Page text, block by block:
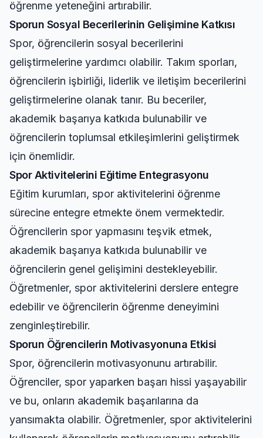
öğrenme yeteneğini artırabilir.
Sporun Sosyal Becerilerinin Gelişimine Katkısı
Spor, öğrencilerin sosyal becerilerini
geliştirmelerine yardımcı olabilir. Takım sporları,
öğrencilerin işbirliği, liderlik ve iletişim becerilerini
geliştirmelerine olanak tanır. Bu beceriler,
akademik başarıya katkıda bulunabilir ve
öğrencilerin toplumsal etkileşimlerini geliştirmek
için önemlidir.
Spor Aktivitelerini Eğitime Entegrasyonu
Eğitim kurumları, spor aktivitelerini öğrenme
sürecine entegre etmekte önem vermektedir.
Öğrencilerin spor yapmasını teşvik etmek,
akademik başarıya katkıda bulunabilir ve
öğrencilerin genel gelişimini destekleyebilir.
Öğretmenler, spor aktivitelerini derslere entegre
edebilir ve öğrencilerin öğrenme deneyimini
zenginleştirebilir.
Sporun Öğrencilerin Motivasyonuna Etkisi
Spor, öğrencilerin motivasyonunu artırabilir.
Öğrenciler, spor yaparken başarı hissi yaşayabilir
ve bu, onların akademik başarılarına da
yansımakta olabilir. Öğretmenler, spor aktivitelerini